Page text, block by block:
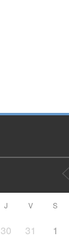
J V S
30 31 1